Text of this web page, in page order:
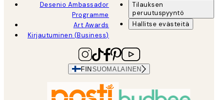
Desenio Ambassador
Programme
Art Awards
Kirjautuminen (Business)
Tilauksen
peruutuspyyntö
Hallitse evästeitä
FINSUOMALAINEN